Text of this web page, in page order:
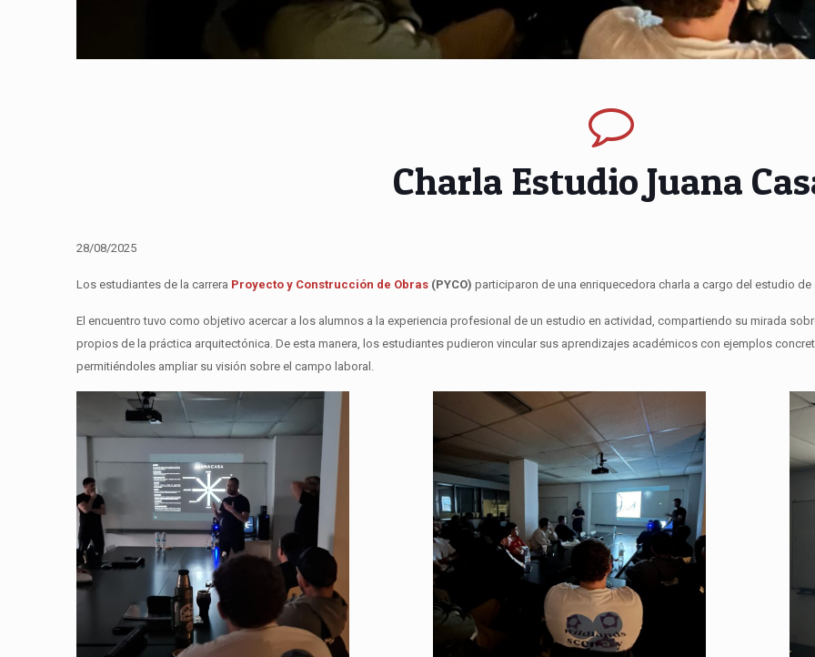
Charla Estudio Juana
28/08/2025
Los estudiantes de la carrera Proyecto y Construcción de Obras (PYCO) participaron de una enriquecedora charla a cargo del estudio
El encuentro tuvo como objetivo acercar a los alumnos a la experiencia profesional de un estudio en actividad, compartiendo su mirada
propios de la práctica arquitectónica. De esta manera, los estudiantes pudieron vincular sus aprendizajes académicos con ejemplos
permitiéndoles ampliar su visión sobre el campo laboral.